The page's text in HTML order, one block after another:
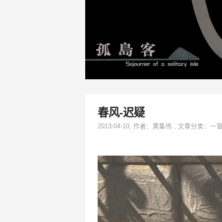
春风-迟疑
2013-04-10, 作者： 黄集伟 , 文章分类： 一